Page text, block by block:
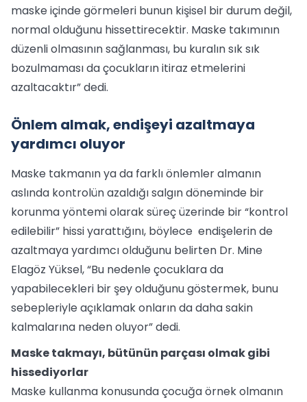
maske içinde görmeleri bunun kişisel bir durum değil,
normal olduğunu hissettirecektir. Maske takımının
düzenli olmasının sağlanması, bu kuralın sık sık
bozulmaması da çocukların itiraz etmelerini
azaltacaktır” dedi.
Önlem almak, endişeyi azaltmaya
yardımcı oluyor
Maske takmanın ya da farklı önlemler almanın
aslında kontrolün azaldığı salgın döneminde bir
korunma yöntemi olarak süreç üzerinde bir “kontrol
edilebilir” hissi yarattığını, böylece endişelerin de
azaltmaya yardımcı olduğunu belirten Dr. Mine
Elagöz Yüksel, “Bu nedenle çocuklara da
yapabilecekleri bir şey olduğunu göstermek, bunu
sebepleriyle açıklamak onların da daha sakin
kalmalarına neden oluyor” dedi.
Maske takmayı, bütünün parçası olmak gibi
hissediyorlar
Maske kullanma konusunda çocuğa örnek olmanın